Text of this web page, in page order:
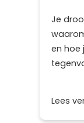
Je
en hoe
Lees